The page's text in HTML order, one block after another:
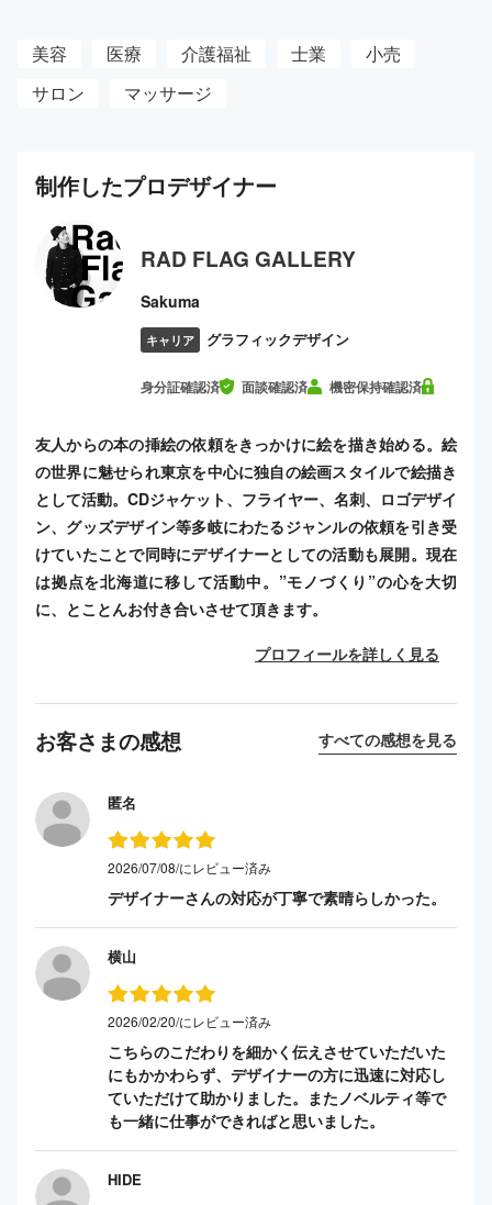
美容 医療 介護福祉 士業
小売
サロン
マッサージ
制作したプロデザイナー
RAD FLAG GALLERY
Sakuma
キャリア グラフィックデザイン
身分証確認済 面談確認済 機密保持確認済
友人からの本の挿絵の依頼をきっかけに絵を描き始める。絵
の世界に魅せられ東京を中心に独自の絵画スタイルで絵描き
として活動。CDジャケット、フライヤー、名刺、ロゴデザイ
ン、グッズデザイン等多岐にわたるジャンルの依頼を引き受
けていたことで同時にデザイナーとしての活動も展開。現在
は拠点を北海道に移して活動中。”モノづくり”の心を大切
に、とことんお付き合いさせて頂きます。
プロフィールを詳しく見る
お客さまの感想 すべての感想を見る
匿名
2026/07/08/にレビュー済み
デザイナーさんの対応が丁寧で素晴らしかった。
横山
2026/02/20/にレビュー済み
こちらのこだわりを細かく伝えさせていただいた
にもかかわらず、デザイナーの方に迅速に対応し
ていただけて助かりました。またノベルティ等で
も一緒に仕事ができればと思いました。
HIDE